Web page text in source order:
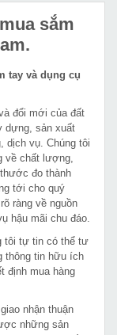
sắm
tay và dụng cụ
đổi mới của đất
dựng, sản xuất
dịch vụ. Chúng tôi
về chất lượng,
đo thành
tới cho quý
ràng về nguồn
hậu mãi chu đáo.
tôi tự tin có thể tư
thông tin hữu ích
định mua hàng
nhận thuận
những sản